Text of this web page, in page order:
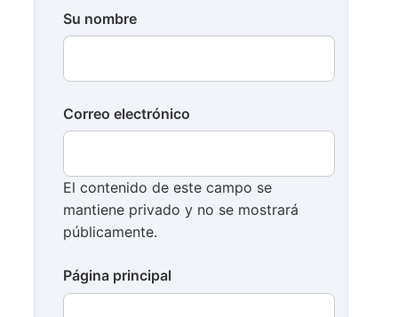
Su nombre
Correo electrónico
El contenido de este campo se
mantiene privado y no se mostrará
públicamente.
Página principal